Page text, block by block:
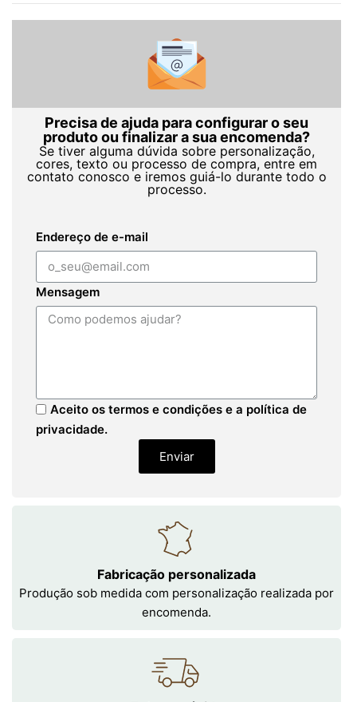
Precisa de ajuda para configurar o seu
produto ou finalizar a sua encomenda?
Se tiver alguma dúvida sobre personalização,
cores, texto ou processo de compra, entre em
contato conosco e iremos guiá-lo durante todo o
processo.
Endereço de e-mail
Mensagem
Aceito os termos e condições e a política de
privacidade.
Enviar
Fabricação personalizada
Produção sob medida com personalização realizada por
encomenda.